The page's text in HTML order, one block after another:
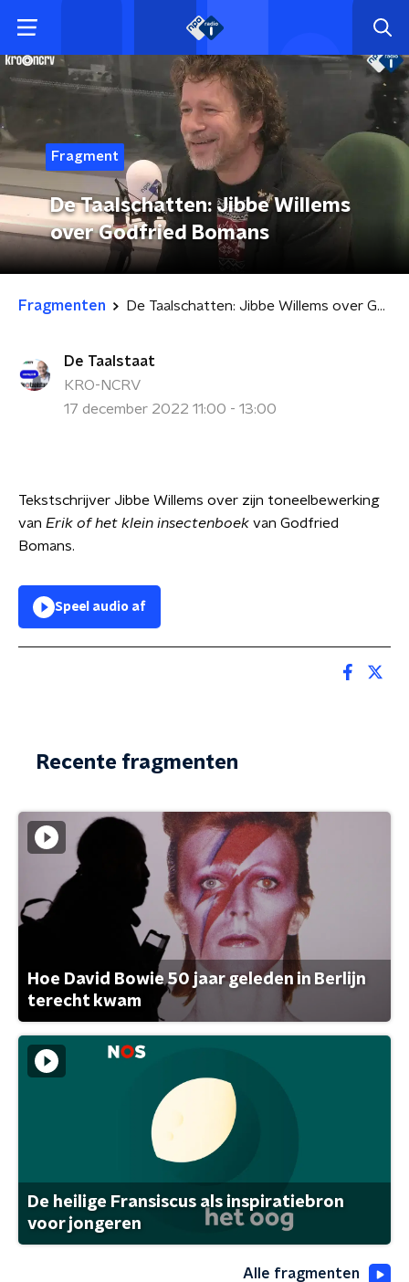
Fragment
De Taalschatten: Jibbe Willems
over Godfried Bomans
Fragmenten De Taalschatten: Jibbe Willems over Godfried Bomans
De Taalstaat
KRO-NCRV
17 december 2022 11:00 - 13:00
Tekstschrijver Jibbe Willems over zijn toneelbewerking
van Erik of het klein insectenboek van Godfried
Bomans.
Speel audio af
Recente fragmenten
Hoe David Bowie 50 jaar geleden in Berlijn
terecht kwam
De heilige Fransiscus als inspiratiebron
voor jongeren
Alle fragmenten